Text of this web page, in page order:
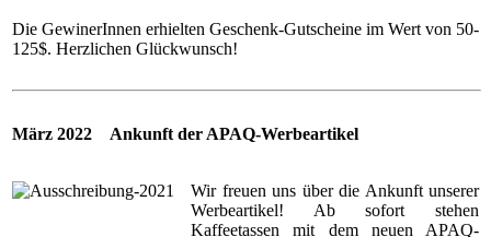
Die GewinerInnen erhielten Geschenk-Gutscheine im Wert von 50-
125$. Herzlichen Glückwunsch!
März 2022 Ankunft der APAQ-Werbeartikel
Wir freuen uns über die Ankunft unserer
Werbeartikel! Ab sofort stehen
Kaffeetassen mit dem neuen APAQ-